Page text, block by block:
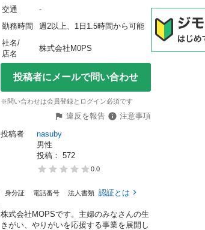
交通
-
勤務時間
週2以上、1日1.5時間から可能
社名/
店名
株式会社M0PS
投稿者にメールで問い合わせ
※問い合わせは会員登録とログイン必須です
違反を報告
注意事項
投稿者
nasuby
男性
投稿： 572
0.0
身分証 電話番号 法人書類 認証とは
株式会社MOPSです。主婦のみなさんの生
きがい、やりがいを応援する事業を展開し